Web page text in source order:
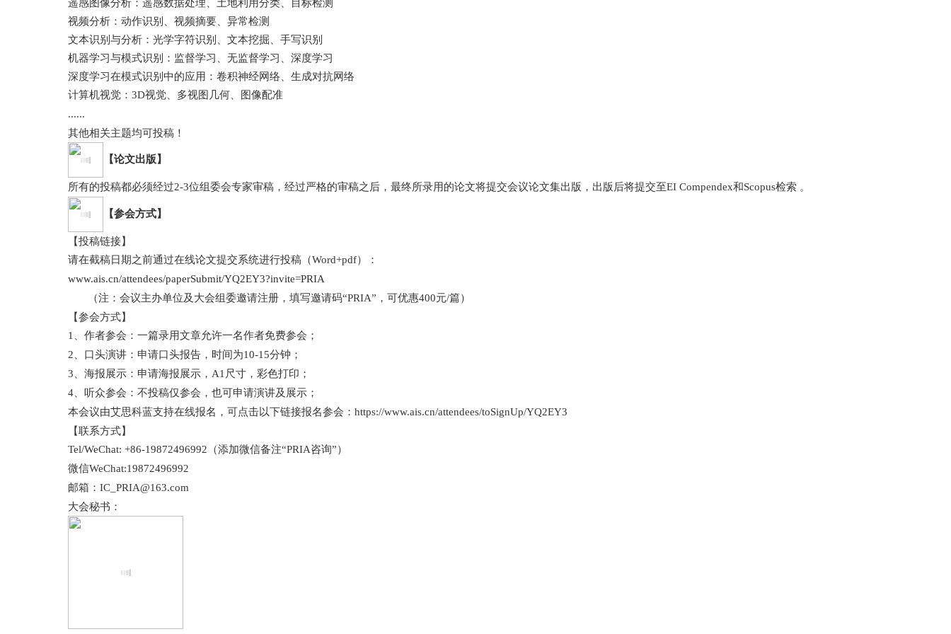
遥感图像分析：遥感数据处理、土地利用分类、目标检测
视频分析：动作识别、视频摘要、异常检测
文本识别与分析：光学字符识别、文本挖掘、手写识别
机器学习与模式识别：监督学习、无监督学习、深度学习
深度学习在模式识别中的应用：卷积神经网络、生成对抗网络
计算机视觉： 3D视觉、多视图几何、图像配准
......
其他相关主题均可投稿！
【论文出版】
所有的投稿都必须经过2-3位组委会专家审稿，经过严格的审稿之后，最终所录用的论文将提交会议论文集出版，出版后将提交至EI Compendex和Scopus检索 。
【参会方式】
【投稿链接】
请在截稿日期之前通过在线论文提交系统进行投稿（Word+pdf）：
www.ais.cn/attendees/paperSubmit/YQ2EY3?invite=PRIA
（注：会议主办单位及大会组委邀请注册，填写邀请码“PRIA” ，可优惠400元/篇）
【参会方式】
1
、作者参会：一篇录用文章允许一名作者免费参会；
2 、口头演讲：申请口头报告，时间为10-15分钟；
3 、海报展示：申请海报展示， A1 尺寸，彩色打印；
4 、听众参会：不投稿仅参会，也可申请演讲及展示；
本会议由艾思科蓝支持在线报名，可点击以下链接报名参会： https://www.ais.cn/attendees/toSignUp/YQ2EY3
【联系方式】
Tel/WeChat: +86-19872496992 （添加微信备注“PRIA咨询”）
微信WeChat:19872496992
邮箱： IC_PRIA@163.com
大会秘书：